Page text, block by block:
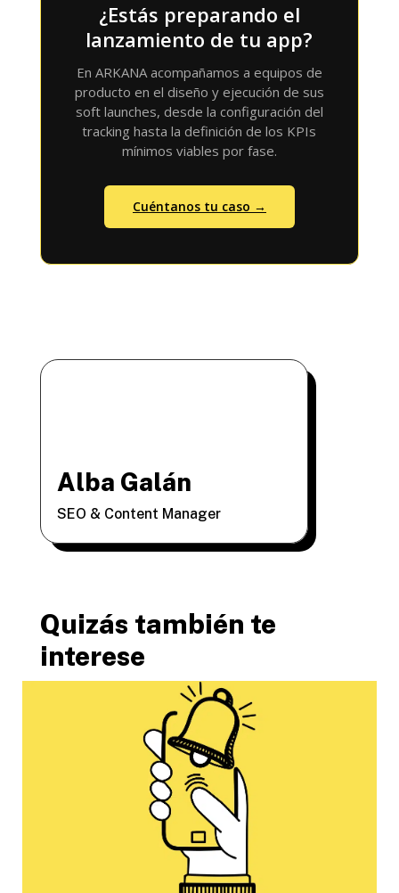
¿Estás preparando el
lanzamiento de tu app?
En ARKANA acompañamos a equipos de
producto en el diseño y ejecución de sus
soft launches, desde la configuración del
tracking hasta la definición de los KPIs
mínimos viables por fase.
Cuéntanos tu caso →
Alba Galán
SEO & Content Manager
Quizás también te
interese